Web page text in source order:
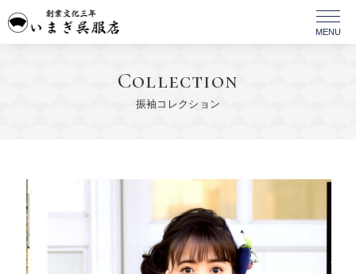
Collection
振袖コレクション